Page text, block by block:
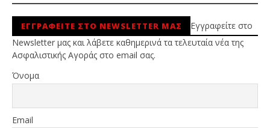
ΕΓΓΡΑΦΕΙΤΕ ΣΤΟ NEWSLETTER ΜΑΣ
Εγγραφείτε στο
Newsletter μας και λάβετε καθημερινά τα τελευταία νέα της
Ασφαλιστικής Αγοράς στο email σας.
Όνομα
Email